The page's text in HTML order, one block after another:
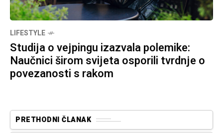
LIFESTYLE
Studija o vejpingu izazvala polemike:
Naučnici širom svijeta osporili tvrdnje o
povezanosti s rakom
PRETHODNI ČLANAK